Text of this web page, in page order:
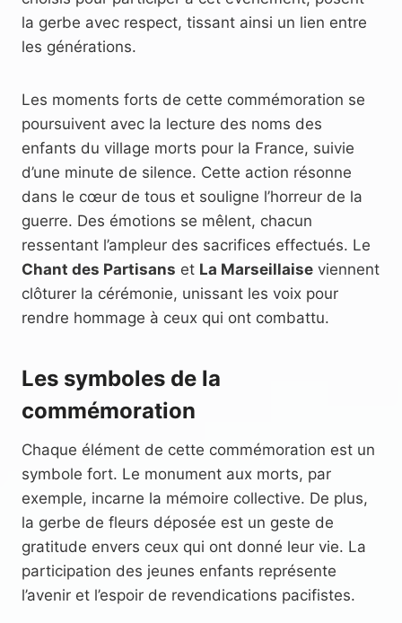
la gerbe avec respect, tissant ainsi un lien entre
les générations.
Les moments forts de cette commémoration se
poursuivent avec la lecture des noms des
enfants du village morts pour la France, suivie
d’une minute de silence. Cette action résonne
dans le cœur de tous et souligne l’horreur de la
guerre. Des émotions se mêlent, chacun
ressentant l’ampleur des sacrifices effectués. Le
Chant des Partisans et La Marseillaise viennent
clôturer la cérémonie, unissant les voix pour
rendre hommage à ceux qui ont combattu.
Les symboles de la
commémoration
Chaque élément de cette commémoration est un
symbole fort. Le monument aux morts, par
exemple, incarne la mémoire collective. De plus,
la gerbe de fleurs déposée est un geste de
gratitude envers ceux qui ont donné leur vie. La
participation des jeunes enfants représente
l’avenir et l’espoir de revendications pacifistes.